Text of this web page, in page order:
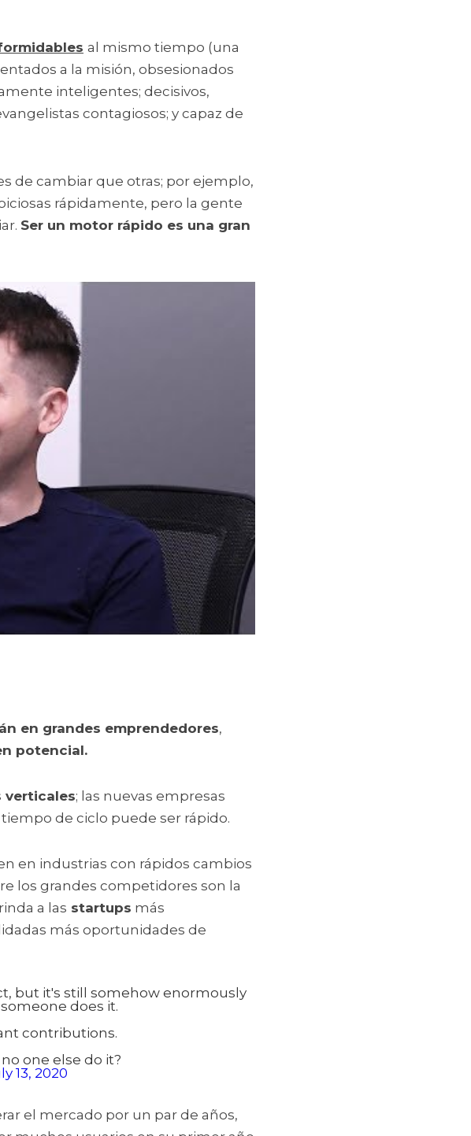
al mismo tiempo (una
a la misión, obsesionados
inteligentes; decisivos,
contagiosos; y capaz de
de cambiar que otras; por ejemplo,
rápidamente, pero la gente
Ser un motor rápido es una gran
en grandes emprendedores,
potencial.
verticales; las nuevas empresas
de ciclo puede ser rápido.
en industrias con rápidos cambios
los grandes competidores son la
a las startups más
más oportunidades de
but it's still somehow enormously
does it.
contributions.
one else do it?
13, 2020
el mercado por un par de años,